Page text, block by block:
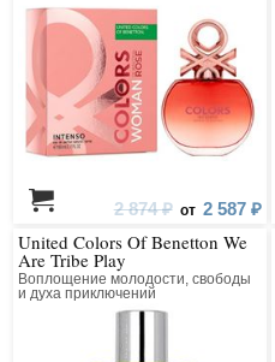
2 874 ₽ от 2 587 ₽
United Colors Of Benetton We
Are Tribe Play
Воплощение молодости, свободы
и духа приключений